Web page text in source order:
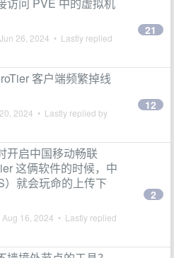
Jun 26, 2024 • Lastly replied
21
客户端频繁掉线
2024 • Lastly replied by
12
开启中国移动畅联
这俩软件的时候，中
就会玩命的上传下
Aug 16, 2024 • Lastly replied
2